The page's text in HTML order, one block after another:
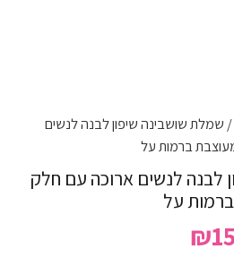
/ שמלת שושבינה שיפון לבנה לנשים
ברמות על
לבנה לנשים ארוכה עם חלק
על
₪